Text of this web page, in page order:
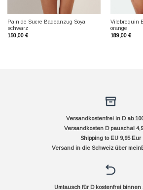
Pain de Sucre Badeanzug Soya
schwarz
150,00 €
Vilebrequin
orange
189,00 €
Versandkostenfrei in D ab
Versandkosten D pauschal
Shipping to EU 9,95 Eur
Versand in die Schweiz über
Umtausch für D kostenfrei binnen